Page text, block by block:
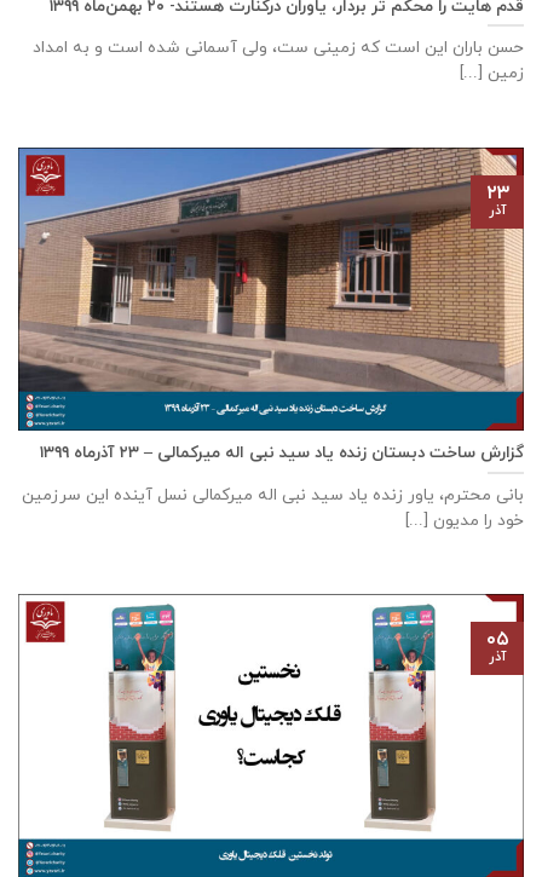
قدم هایت را محکم تر بردار، یاوران درکنارت هستند- ۲۰ بهمن‌ماه ۱۳۹۹
حسن باران این است که زمینی ست، ولی آسمانی شده است و به امداد
زمین [...]
گزارش ساخت دبستان زنده ياد سيد نبی اله ميركمالی – ۲۳ آذر‌ماه ۱۳۹۹
بانی محترم، یاور زنده ياد سيد نبی اله ميركمالی نسل آینده این سرزمین
خود را مدیون [...]
۲۳
آذر
۰۵
آذر